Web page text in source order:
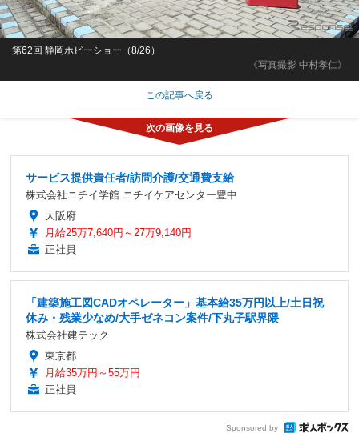
《写真撮影 中村孝仁》
第62回 静岡ホビーショー（8/26）
この記事へ戻る
サービス提供責任者/訪問介護/交通費支給
株式会社ニチイ学館 ニチイケアセンター豊中
大阪府
月給25万7,640円～27万9,140円
正社員
「建築施工図CADオペレーター」基本給35万円以上/土日祝
休み・残業少なめ/大手ゼネコン案件/下丸子駅界隈
株式会社建テック
東京都
月給35万円～55万円
正社員
Sponsored by